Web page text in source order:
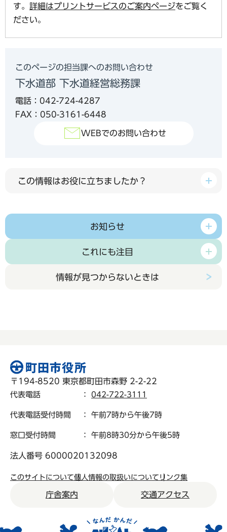
す。 詳細はプリントサービスのご案内ページをご覧く
ださい。
このページの担当課へのお問い合わせ
下水道部 下水道経営総務課
電話：042-724-4287
FAX：050-3161-6448
WEBでのお問い合わせ
この情報はお役に立ちましたか？
お知らせ
これにも注目
情報が見つからないときは
〒194-8520 東京都町田市森野 2-2-22
代表電話 ： 042-722-3111
代表電話受付時間 ： 午前7時から午後7時
窓口受付時間 ： 午前8時30分から午後5時
法人番号 6000020132098
このサイトについて個人情報の取扱いについて リンク集
庁舎案内 交通アクセス